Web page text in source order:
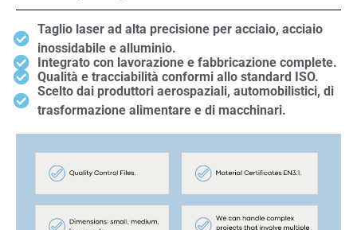
Taglio laser ad alta precisione per acciaio, acciaio
inossidabile e alluminio.
Integrato con lavorazione e fabbricazione complete.
Qualità e tracciabilità conformi allo standard ISO.
Scelto dai produttori aerospaziali, automobilistici, di
trasformazione alimentare e di macchinari.